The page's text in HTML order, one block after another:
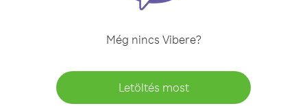
Még nincs Vibere?
Letöltés most